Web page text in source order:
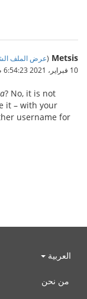
Metsis
(عرض الملف
10 فبراير، 2021 6:54:23 ص
? No, it is not
it – with your
username for
العربية
من نحن